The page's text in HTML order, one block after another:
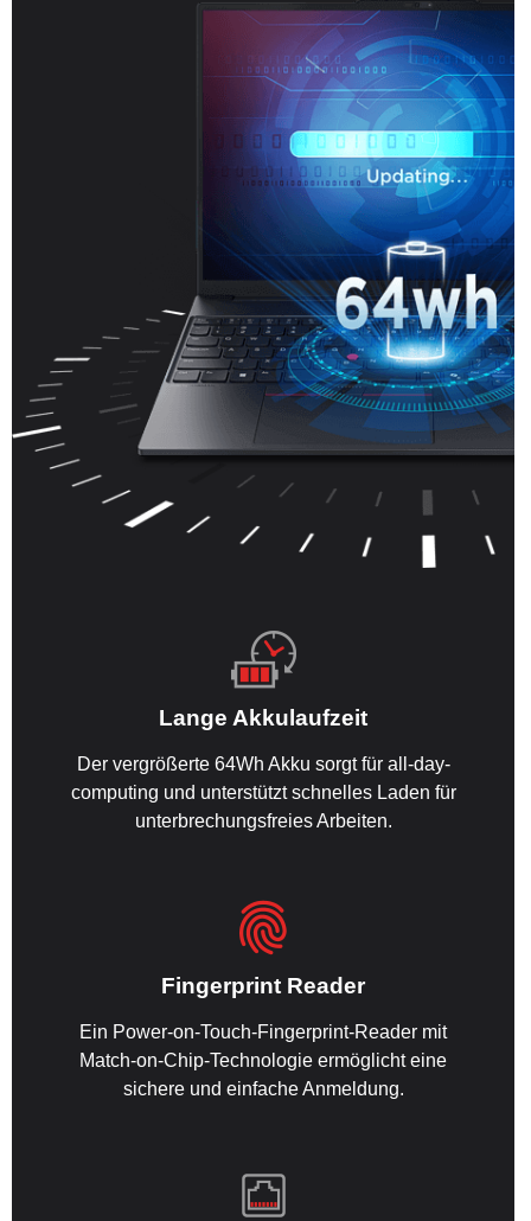
Lange Akkulaufzeit
Der vergrößerte 64Wh Akku sorgt für all-day-
computing und unterstützt schnelles Laden für
unterbrechungsfreies Arbeiten.
Fingerprint Reader
Ein Power-on-Touch-Fingerprint-Reader mit
Match-on-Chip-Technologie ermöglicht eine
sichere und einfache Anmeldung.